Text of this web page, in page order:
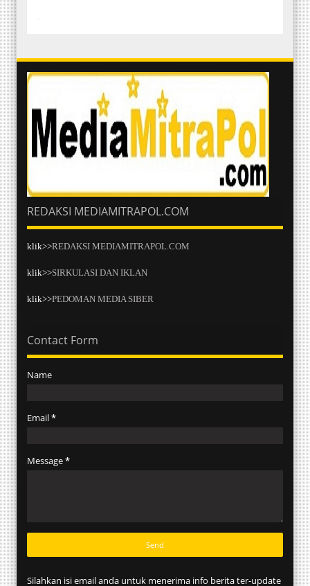
-
REDAKSI MEDIAMITRAPOL.COM
klik>>REDAKSI MEDIAMITRAPOL.COM
klik>>SIRKULASI DAN IKLAN
klik>>PEDOMAN MEDIA SIBER
Contact Form
Name
Email*
Message*
Silahkan isi email anda untuk menerima info berita ter-update